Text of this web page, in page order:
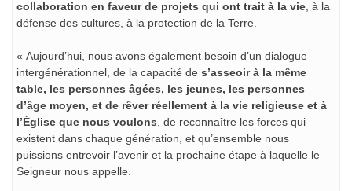
collaboration en faveur de projets qui ont trait à la vie , à la
défense des cultures, à la protection de la Terre.
« Aujourd’hui, nous avons également besoin d’un dialogue
intergénérationnel, de la capacité de s’asseoir à la même
table, les personnes âgées, les jeunes, les personnes
d’âge moyen, et de rêver réellement à la vie religieuse et à
l’Église que nous voulons , de reconnaître les forces qui
existent dans chaque génération, et qu’ensemble nous
puissions entrevoir l’avenir et la prochaine étape à laquelle le
Seigneur nous appelle.